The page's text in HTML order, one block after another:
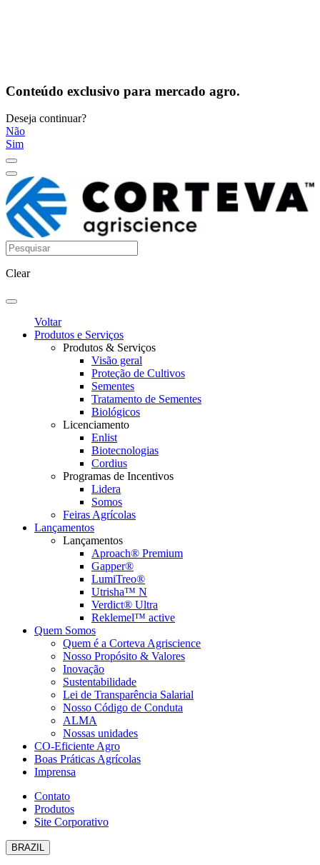
Conteúdo exclusivo para mercado agro.
Deseja continuar?
Não
Sim
Clear
Voltar
Produtos e Serviços
Produtos & Serviços
Visão geral
Proteção de Cultivos
Sementes
Tratamento de Sementes
Biológicos
Licenciamento
Enlist
Biotecnologias
Cordius
Programas de Incentivos
Lidera
Somos
Feiras Agrícolas
Lançamentos
Lançamentos
Aproach® Premium
Gapper®
LumiTreo®
Utrisha™ N
Verdict® Ultra
Reklemel™ active
Quem Somos
Quem é a Corteva Agriscience
Nosso Propósito & Valores
Inovação
Sustentabilidade
Lei de Transparência Salarial
Nosso Código de Conduta
ALMA
Nossas unidades
CO-Eficiente Agro
Boas Práticas Agrícolas
Imprensa
Contato
Produtos
Site Corporativo
BRAZIL